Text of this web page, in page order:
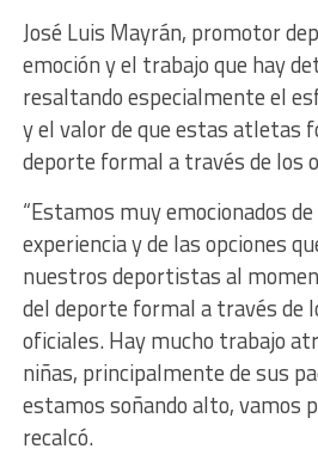
José Luis Mayrán, promotor
emoción y el trabajo que hay
resaltando especialmente el
y el valor de que estas atletas
deporte formal a través de los
“Estamos muy emocionados
experiencia y de las opciones
nuestros deportistas al
del deporte formal a través de
oficiales. Hay mucho trabajo
niñas, principalmente de sus
estamos soñando alto, vamos
recalcó.